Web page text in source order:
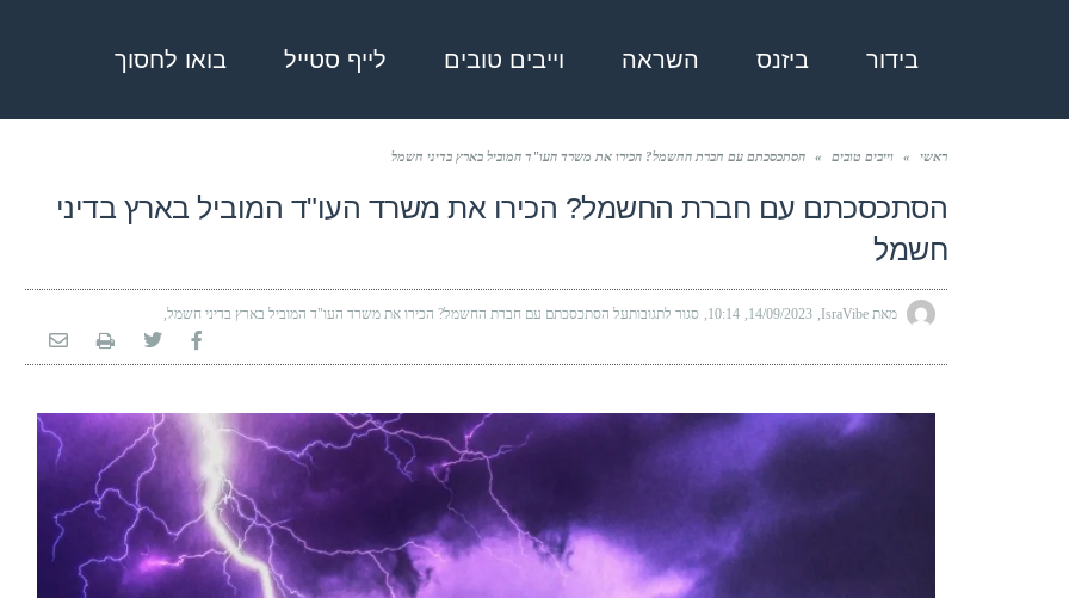
בידור ביזנס השראה וייבים טובים לייף סטייל בואו לחסוך
ראשי » וייבים טובים » הסתכסכתם עם חברת החשמל? הכירו את משרד העו"ד המוביל בארץ בדיני חשמל
הסתכסכתם עם חברת החשמל? הכירו את משרד העו"ד המוביל בארץ בדיני
חשמל
מאת IsraVibe 14/09/2023
10:14 סגור לתגובותעל הסתכסכתם עם חברת החשמל? הכירו את משרד העו"ד המוביל בארץ בדיני חשמל